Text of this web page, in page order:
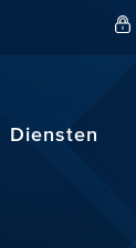
Diensten